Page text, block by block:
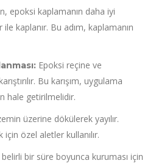
epoksi kaplamanın daha iyi
kaplanır. Bu adım, kaplamanın
Epoksi reçine ve
Bu karışım, uygulama
hale getirilmelidir.
üzerine dökülerek yayılır.
özel aletler kullanılır.
bir süre boyunca kuruması için